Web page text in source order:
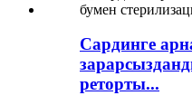
Сардинге
реторты...